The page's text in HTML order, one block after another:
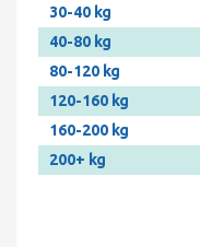
30-40 kg
40-80 kg
80-120 kg
120-160 kg
160-200 kg
200+ kg